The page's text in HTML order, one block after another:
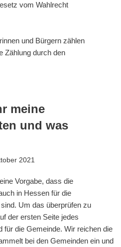
vom Wahlrecht
und Bürgern zählen
Zählung durch den
meine
und was
2021
Vorgabe, dass die
in Hessen für die
Um das überprüfen zu
der ersten Seite jedes
für die Gemeinde. Wir reichen die
bei den Gemeinden ein und